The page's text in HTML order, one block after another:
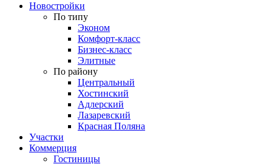
Новостройки
По типу
Эконом
Комфорт-класс
Бизнес-класс
Элитные
По району
Центральный
Хостинский
Адлерский
Лазаревский
Красная Поляна
Участки
Коммерция
Гостиницы